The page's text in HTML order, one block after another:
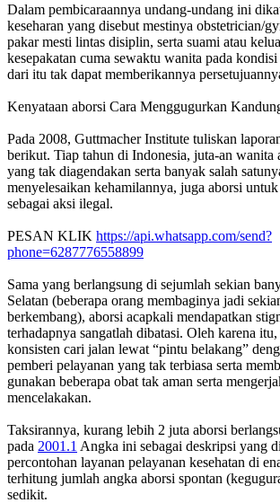
Dalam pembicaraannya undang-undang ini
keseharan yang disebut mestinya obstetrician/
pakar mesti lintas disiplin, serta suami atau
kesepakatan cuma sewaktu wanita pada kondisi
dari itu tak dapat memberikannya
Kenyataan aborsi Cara Menggugurkan
Pada 2008, Guttmacher Institute tuliskan
berikut. Tiap tahun di Indonesia, juta-an wanita
yang tak diagendakan serta banyak salah
menyelesaikan kehamilannya, juga aborsi
sebagai aksi ilegal.
PESAN KLIK https://api.whatsapp.com/send?
phone=6287776558899
Sama yang berlangsung di sejumlah sekian
Selatan (beberapa orang membaginya jadi
berkembang), aborsi acapkali mendapatkan
terhadapnya sangatlah dibatasi. Oleh karena
konsisten cari jalan lewat “pintu belakang”
pemberi pelayanan yang tak terbiasa serta
gunakan beberapa obat tak aman serta
mencelakakan.
Taksirannya, kurang lebih 2 juta aborsi
pada 2001.1 Angka ini sebagai deskripsi yang
percontohan layanan pelayanan kesehatan di
terhitung jumlah angka aborsi spontan
sedikit.